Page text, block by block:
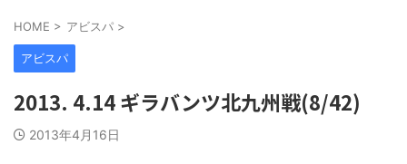
HOME > アビスパ >
アビスパ
2013. 4.14 ギラバンツ北九州戦(8/42)
2013年4月16日